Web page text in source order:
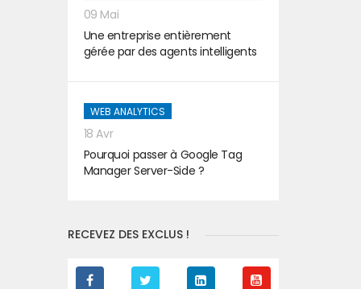
09 Mai
Une entreprise entièrement
gérée par des agents intelligents
WEB ANALYTICS
18 Avr
Pourquoi passer à Google Tag
Manager Server-Side ?
RECEVEZ DES EXCLUS !